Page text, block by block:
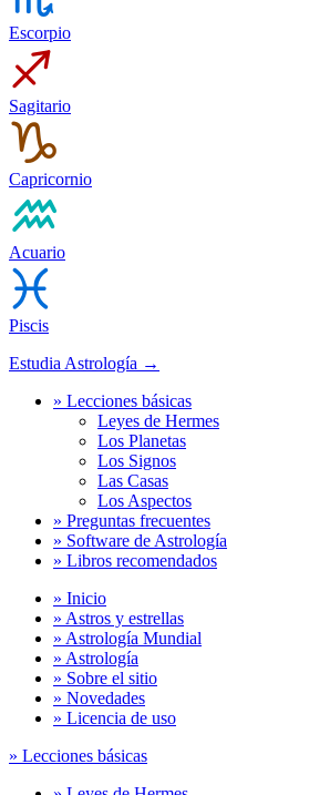
Escorpio
Sagitario
Capricornio
Acuario
Piscis
Estudia Astrología →
» Lecciones básicas
Leyes de Hermes
Los Planetas
Los Signos
Las Casas
Los Aspectos
» Preguntas frecuentes
» Software de Astrología
» Libros recomendados
» Inicio
» Astros y estrellas
» Astrología Mundial
» Astrología
» Sobre el sitio
» Novedades
» Licencia de uso
» Lecciones básicas